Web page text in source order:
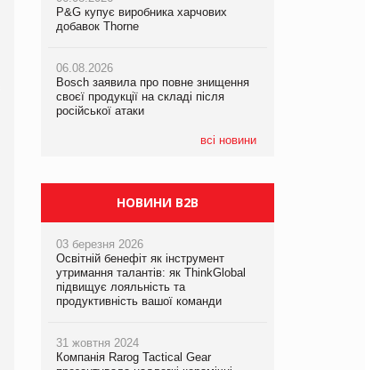
P&G купує виробника харчових
добавок Thorne
06.08.2026
Bosch заявила про повне знищення
своєї продукції на складі після
російської атаки
всі новини
P&G купує виробника харчових
добавок Thorne
06.08.2026
Bosch заявила про повне знищення
своєї продукції на складі після
російської атаки
P&G купує виробника харчових
добавок Thorne
06.08.2026
Bosch заявила про повне знищення
своєї продукції на складі після
російської атаки
НОВИНИ B2B
03 березня 2026
Освітній бенефіт як інструмент
утримання талантів: як ThinkGlobal
підвищує лояльність та
продуктивність вашої команди
31 жовтня 2024
Компанія Rarog Tactical Gear